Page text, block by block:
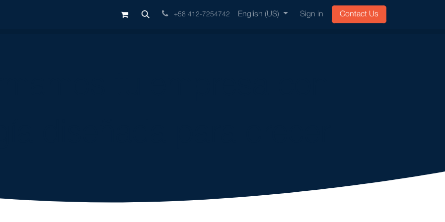
Diagnostico ERP Ingeint ERP Odoo Services Ingeforce
+58 412-7254742 English (US) Sign in Contact Us